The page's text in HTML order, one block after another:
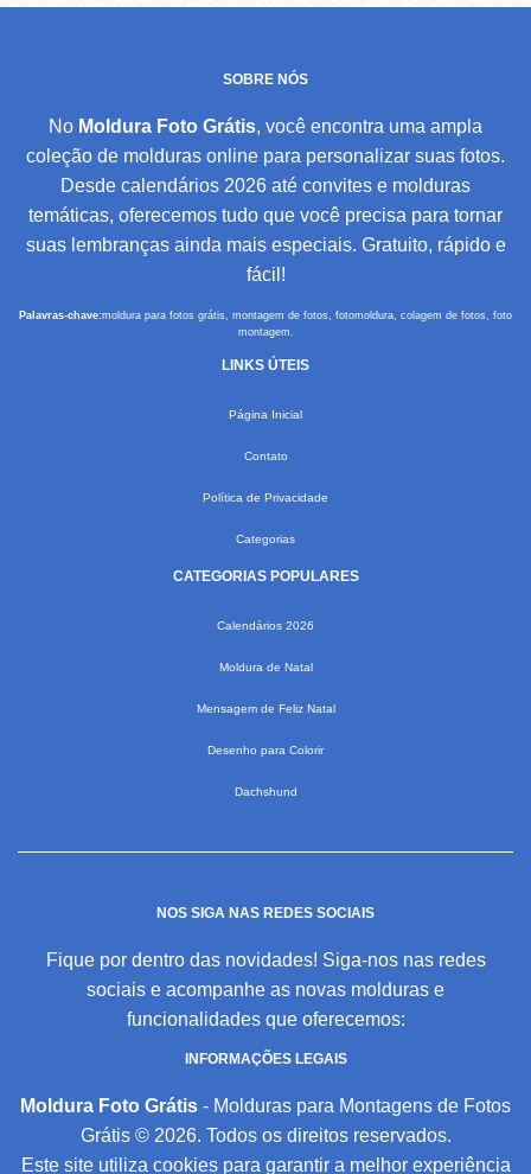
SOBRE NÓS
No Moldura Foto Grátis, você encontra uma ampla
coleção de molduras online para personalizar suas fotos.
Desde calendários 2026 até convites e molduras
temáticas, oferecemos tudo que você precisa para tornar
suas lembranças ainda mais especiais. Gratuito, rápido e
fácil!
Palavras-chave:moldura para fotos grátis, montagem de fotos, fotomoldura, colagem de fotos, foto
montagem.
LINKS ÚTEIS
Página Inicial
Contato
Política de Privacidade
Categorias
CATEGORIAS POPULARES
Calendários 2026
Moldura de Natal
Mensagem de Feliz Natal
Desenho para Colorir
Dachshund
NOS SIGA NAS REDES SOCIAIS
Fique por dentro das novidades! Siga-nos nas redes
sociais e acompanhe as novas molduras e
funcionalidades que oferecemos:
INFORMAÇÕES LEGAIS
Moldura Foto Grátis - Molduras para Montagens de Fotos
Grátis © 2026. Todos os direitos reservados.
Este site utiliza cookies para garantir a melhor experiência